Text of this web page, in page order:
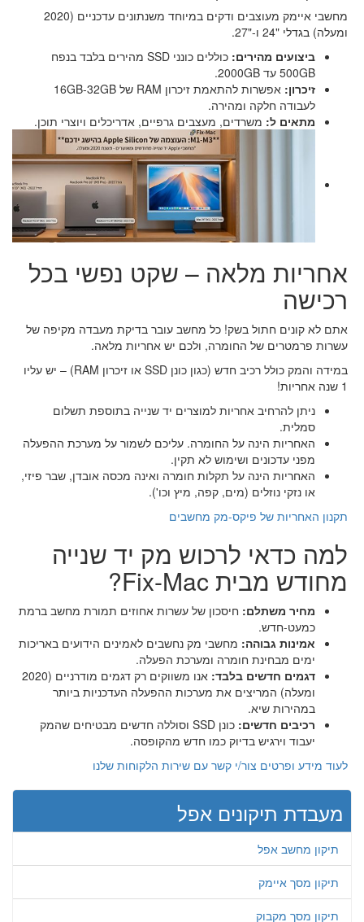
מחשבי איימק מעוצבים ודקים במיוחד משנתונים עדכניים (2020
ומעלה) בגדלי "24 ו-"27.
ביצועים מהירים:
כוללים כונני SSD מהירים בלבד בנפח
500GB עד 2000GB.
זיכרון:
אפשרות להתאמת זיכרון RAM של 16GB-32GB
לעבודה חלקה ומהירה.
מתאים ל: משרדים, מעצבים גרפיים, אדריכלים ויוצרי תוכן.
אחריות מלאה – שקט נפשי בכל
רכישה
אתם לא קונים חתול בשק! כל מחשב עובר בדיקת מעבדה מקיפה של
עשרות פרמטרים של החומרה, ולכם יש אחריות מלאה.
במידה והמק כולל רכיב חדש (כגון כונן SSD או זיכרון RAM) – יש עליו
1 שנה אחריות!
ניתן להרחיב אחריות למוצרים יד שנייה בתוספת תשלום
סמלית.
האחריות הינה על החומרה. עליכם לשמור על מערכת ההפעלה
מפני עדכונים ושימוש לא תקין.
האחריות הינה על תקלות חומרה ואינה מכסה אובדן, שבר פיזי,
או נזקי נוזלים (מים, קפה, מיץ וכו').
תקנון האחריות של פיקס-מק מחשבים
למה כדאי לרכוש מק יד שנייה
מחודש מבית Fix-Mac?
מחיר משתלם: חיסכון של עשרות אחוזים תמורת מחשב ברמת
כמעט-חדש.
אמינות גבוהה: מחשבי מק נחשבים לאמינים הידועים באריכות
ימים מבחינת חומרה ומערכת הפעלה.
דגמים חדשים בלבד:
אנו משווקים רק דגמים מודרניים (2020
ומעלה) המריצים את מערכות ההפעלה העדכניות ביותר
במהירות שיא.
רכיבים חדשים:
כונן SSD וסוללה חדשים מבטיחים שהמק
יעבוד וירגיש בדיוק כמו חדש מהקופסה.
לעוד מידע ופרטים צור/י קשר עם שירות הלקוחות שלנו
מעבדת תיקונים אפל
תיקון מחשב אפל
תיקון מסך איימק
תיקון מסך מקבוק